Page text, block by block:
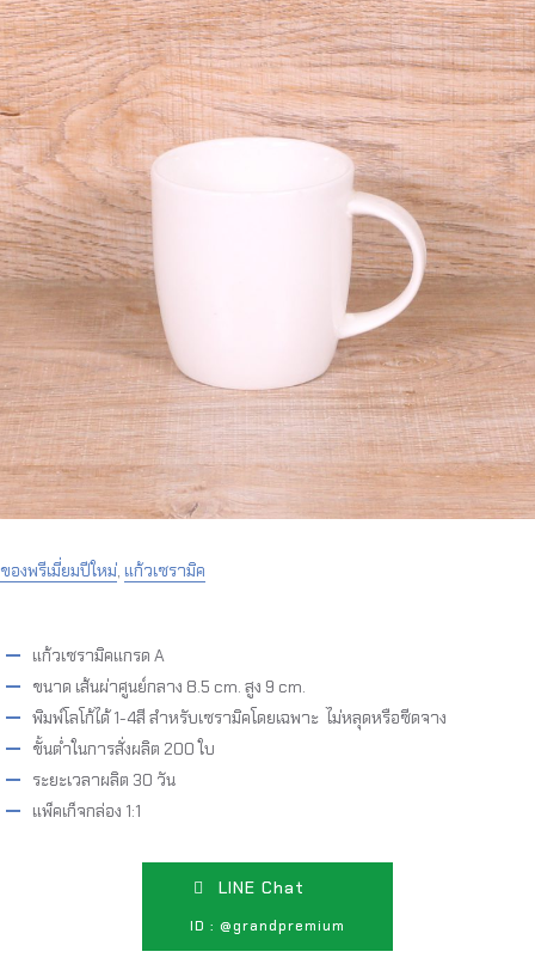
ของพรีเมี่ยมปีใหม่, แก้วเซรามิค
แก้วเซรามิคแกรด A
ขนาด เส้นผ่าศูนย์กลาง 8.5 cm. สูง 9 cm.
พิมพ์โลโก้ได้ 1-4สี สำหรับเซรามิคโดยเฉพาะ ไม่หลุดหรือซีดจาง
ขั้นต่ำในการสั่งผลิต 200 ใบ
ระยะเวลาผลิต 30 วัน
แพ็คเก็จกล่อง 1:1
LINE Chat
ID : @grandpremium